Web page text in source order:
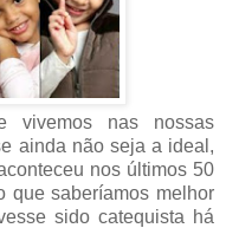
vivemos nas nossas
ainda não seja a ideal,
nos últimos 50
que saberíamos melhor
sido catequista há